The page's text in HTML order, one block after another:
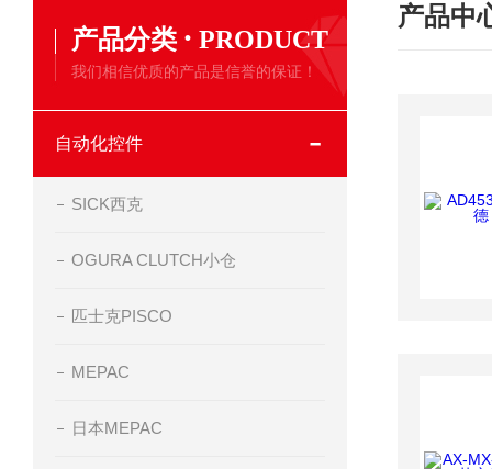
产品分类 · PRODUCT
我们相信优质的产品是信誉的保证！
自动化控件
SICK西克
OGURA CLUTCH小仓
匹士克PISCO
MEPAC
日本MEPAC
产品中